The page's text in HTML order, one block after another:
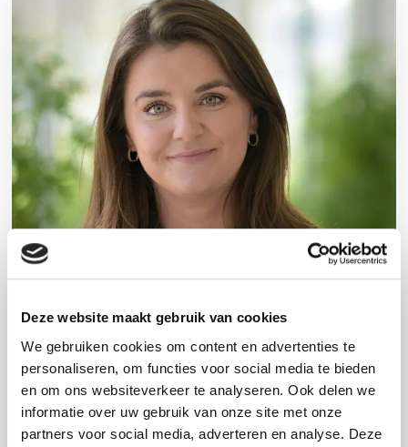
Deze website maakt gebruik van cookies
We gebruiken cookies om content en advertenties te
personaliseren, om functies voor social media te bieden
en om ons websiteverkeer te analyseren. Ook delen we
informatie over uw gebruik van onze site met onze
partners voor social media, adverteren en analyse. Deze
Anne Souren
Relatiemanager Bedrijven, Middle donors en
Evenementen